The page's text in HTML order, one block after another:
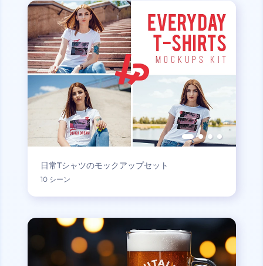
日常Tシャツのモックアップセット
10 シーン